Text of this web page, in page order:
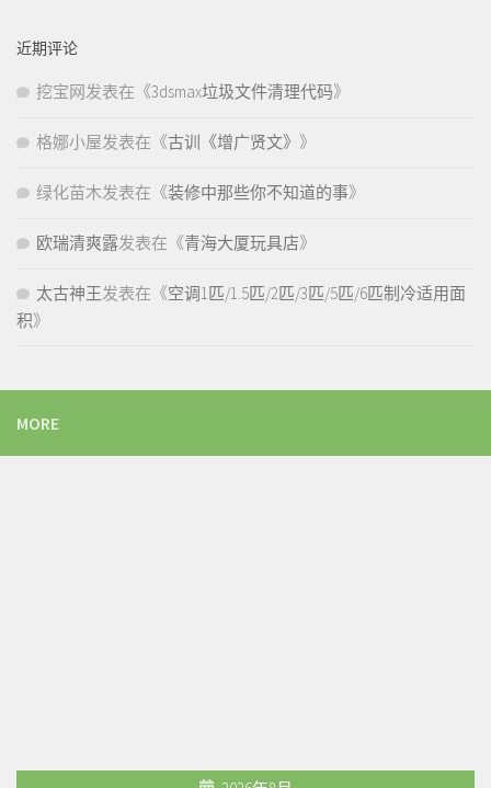
近期评论
挖宝网发表在《3dsmax垃圾文件清理代码》
格娜小屋发表在《古训《增广贤文》 》
绿化苗木发表在《装修中那些你不知道的事》
欧瑞清爽露发表在《青海大厦玩具店》
太古神王发表在《空调1匹/1.5匹/2匹/3匹/5匹/6匹制冷适用面
积》
MORE